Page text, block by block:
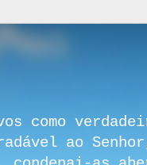
como
ao